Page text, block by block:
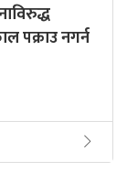
पक्राउ नगर्न